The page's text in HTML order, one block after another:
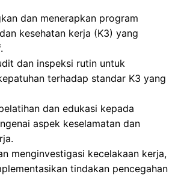
dan menerapkan program
kesehatan kerja (K3) yang
dan inspeksi rutin untuk
terhadap standar K3 yang
dan edukasi kepada
aspek keselamatan dan
menginvestigasi kecelakaan kerja,
tindakan pencegahan